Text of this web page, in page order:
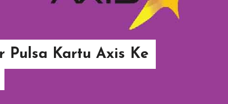
Pulsa Kartu Axis Ke